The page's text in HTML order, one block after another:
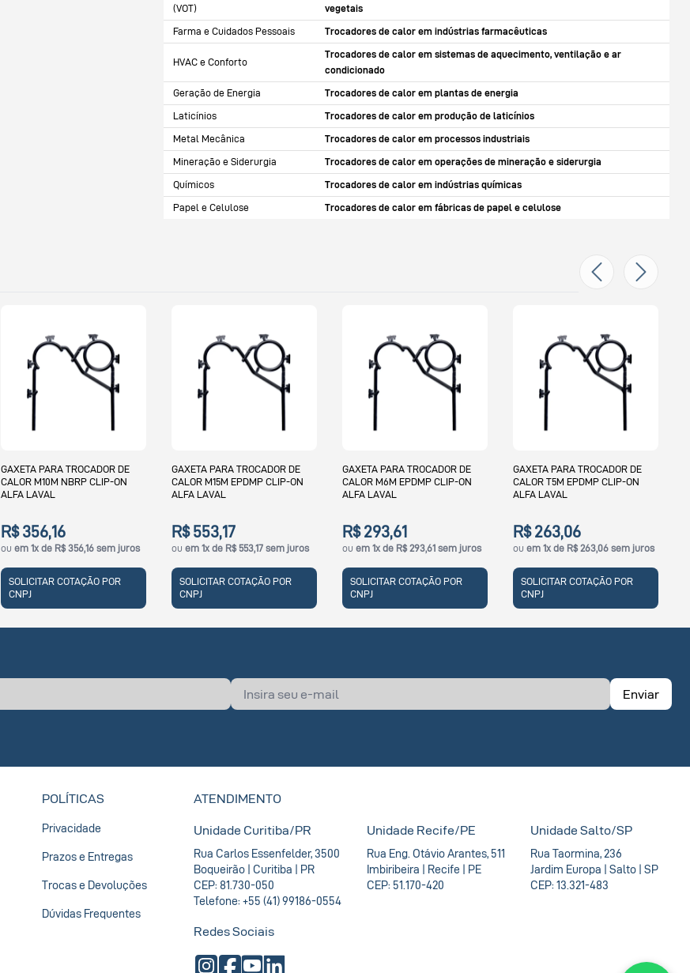
(VOT)
vegetais
Farma e Cuidados Pessoais
Trocadores de calor em indústrias farmacêuticas
HVAC e Conforto
Trocadores de calor em sistemas de aquecimento, ventilação e ar
condicionado
Geração de Energia
Trocadores de calor em plantas de energia
Laticínios
Trocadores de calor em produção de laticínios
Metal Mecânica
Trocadores de calor em processos industriais
Mineração e Siderurgia
Trocadores de calor em operações de mineração e siderurgia
Químicos
Trocadores de calor em indústrias químicas
Papel e Celulose
Trocadores de calor em fábricas de papel e celulose
GAXETA PARA TROCADOR DE
CALOR M10M NBRP CLIP-ON
ALFA LAVAL
R$ 356,16
ou em 1x de R$ 356,16 sem juros
SOLICITAR COTAÇÃO POR
CNPJ
GAXETA PARA TROCADOR DE
CALOR M15M EPDMP CLIP-ON
ALFA LAVAL
R$ 553,17
ou em 1x de R$ 553,17 sem juros
SOLICITAR COTAÇÃO POR
CNPJ
GAXETA PARA TROCADOR DE
CALOR M6M EPDMP CLIP-ON
ALFA LAVAL
R$ 293,61
ou em 1x de R$ 293,61 sem juros
SOLICITAR COTAÇÃO POR
CNPJ
GAXETA PARA TROCADOR DE
CALOR T5M EPDMP CLIP-ON
ALFA LAVAL
R$ 263,06
ou em 1x de R$ 263,06 sem juros
SOLICITAR COTAÇÃO POR
CNPJ
Enviar
POLÍTICAS
Privacidade
Prazos e Entregas
Trocas e Devoluções
Dúvidas Frequentes
ATENDIMENTO
Unidade Curitiba/PR
Rua Carlos Essenfelder, 3500
Boqueirão | Curitiba | PR
CEP: 81.730-050
Telefone: +55 (41) 99186-0554
Unidade Recife/PE
Rua Eng. Otávio Arantes, 511
Imbiribeira | Recife | PE
CEP: 51.170-420
Unidade Salto/SP
Rua Taormina, 236
Jardim Europa | Salto | SP
CEP: 13.321-483
Redes Sociais